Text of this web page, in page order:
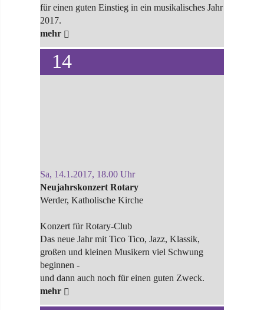
für einen guten Einstieg in ein musikalisches Jahr
2017.
mehr
14
Sa, 14.1.2017, 18.00 Uhr
Neujahrskonzert Rotary
Werder, Katholische Kirche
Konzert für Rotary-Club
Das neue Jahr mit Tico Tico, Jazz, Klassik,
großen und kleinen Musikern viel Schwung
beginnen -
und dann auch noch für einen guten Zweck.
mehr